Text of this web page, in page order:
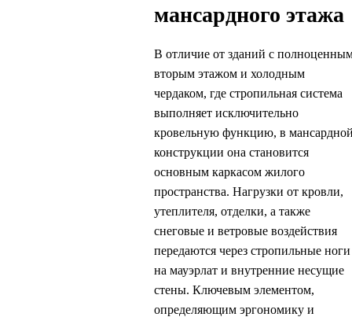
мансардного этажа
В отличие от зданий с
вторым этажом и холодным
чердаком, где стропильная система
выполняет исключительно
кровельную функцию, в
конструкции она становится
основным каркасом жилого
пространства. Нагрузки от кровли,
утеплителя, отделки, а также
снеговые и ветровые воздействия
передаются через стропильные ноги
на мауэрлат и внутренние несущие
стены. Ключевым элементом,
определяющим эргономику и